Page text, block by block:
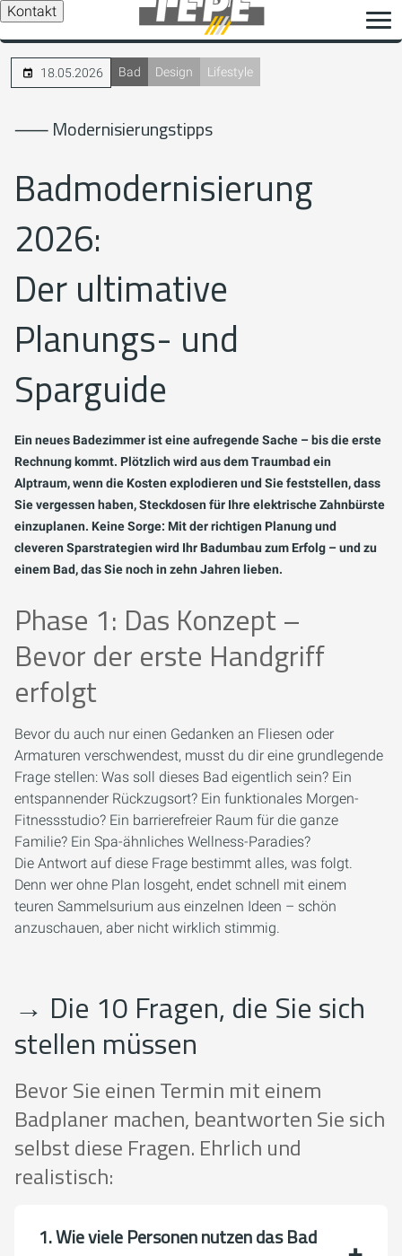
Kontakt
18.05.2026 Bad Design Lifestyle
⸺ Modernisierungstipps
Badmodernisierung
2026:
Der ultimative
Planungs- und
Sparguide
Ein neues Badezimmer ist eine aufregende Sache – bis die erste
Rechnung kommt. Plötzlich wird aus dem Traumbad ein
Alptraum, wenn die Kosten explodieren und Sie feststellen, dass
Sie vergessen haben, Steckdosen für Ihre elektrische Zahnbürste
einzuplanen. Keine Sorge: Mit der richtigen Planung und
cleveren Sparstrategien wird Ihr Badumbau zum Erfolg – und zu
einem Bad, das Sie noch in zehn Jahren lieben.
Phase 1: Das Konzept –
Bevor der erste Handgriff
erfolgt
Bevor du auch nur einen Gedanken an Fliesen oder
Armaturen verschwendest, musst du dir eine grundlegende
Frage stellen: Was soll dieses Bad eigentlich sein? Ein
entspannender Rückzugsort? Ein funktionales Morgen-
Fitnessstudio? Ein barrierefreier Raum für die ganze
Familie? Ein Spa-ähnliches Wellness-Paradies?
Die Antwort auf diese Frage bestimmt alles, was folgt.
Denn wer ohne Plan losgeht, endet schnell mit einem
teuren Sammelsurium aus einzelnen Ideen – schön
anzuschauen, aber nicht wirklich stimmig.
→ Die 10 Fragen, die Sie sich
stellen müssen
Bevor Sie einen Termin mit einem
Badplaner machen, beantworten Sie sich
selbst diese Fragen. Ehrlich und
realistisch:
1. Wie viele Personen nutzen das Bad